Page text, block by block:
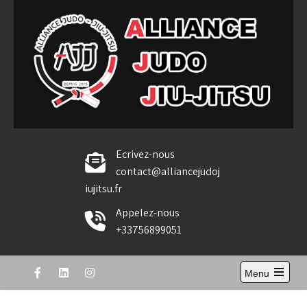
content
Alliance Judo Jiu-jitsu
Ecrivez-nous
contact@alliancejudoj
iujitsu.fr
Appelez-nous
+33756899051
Menu
Open